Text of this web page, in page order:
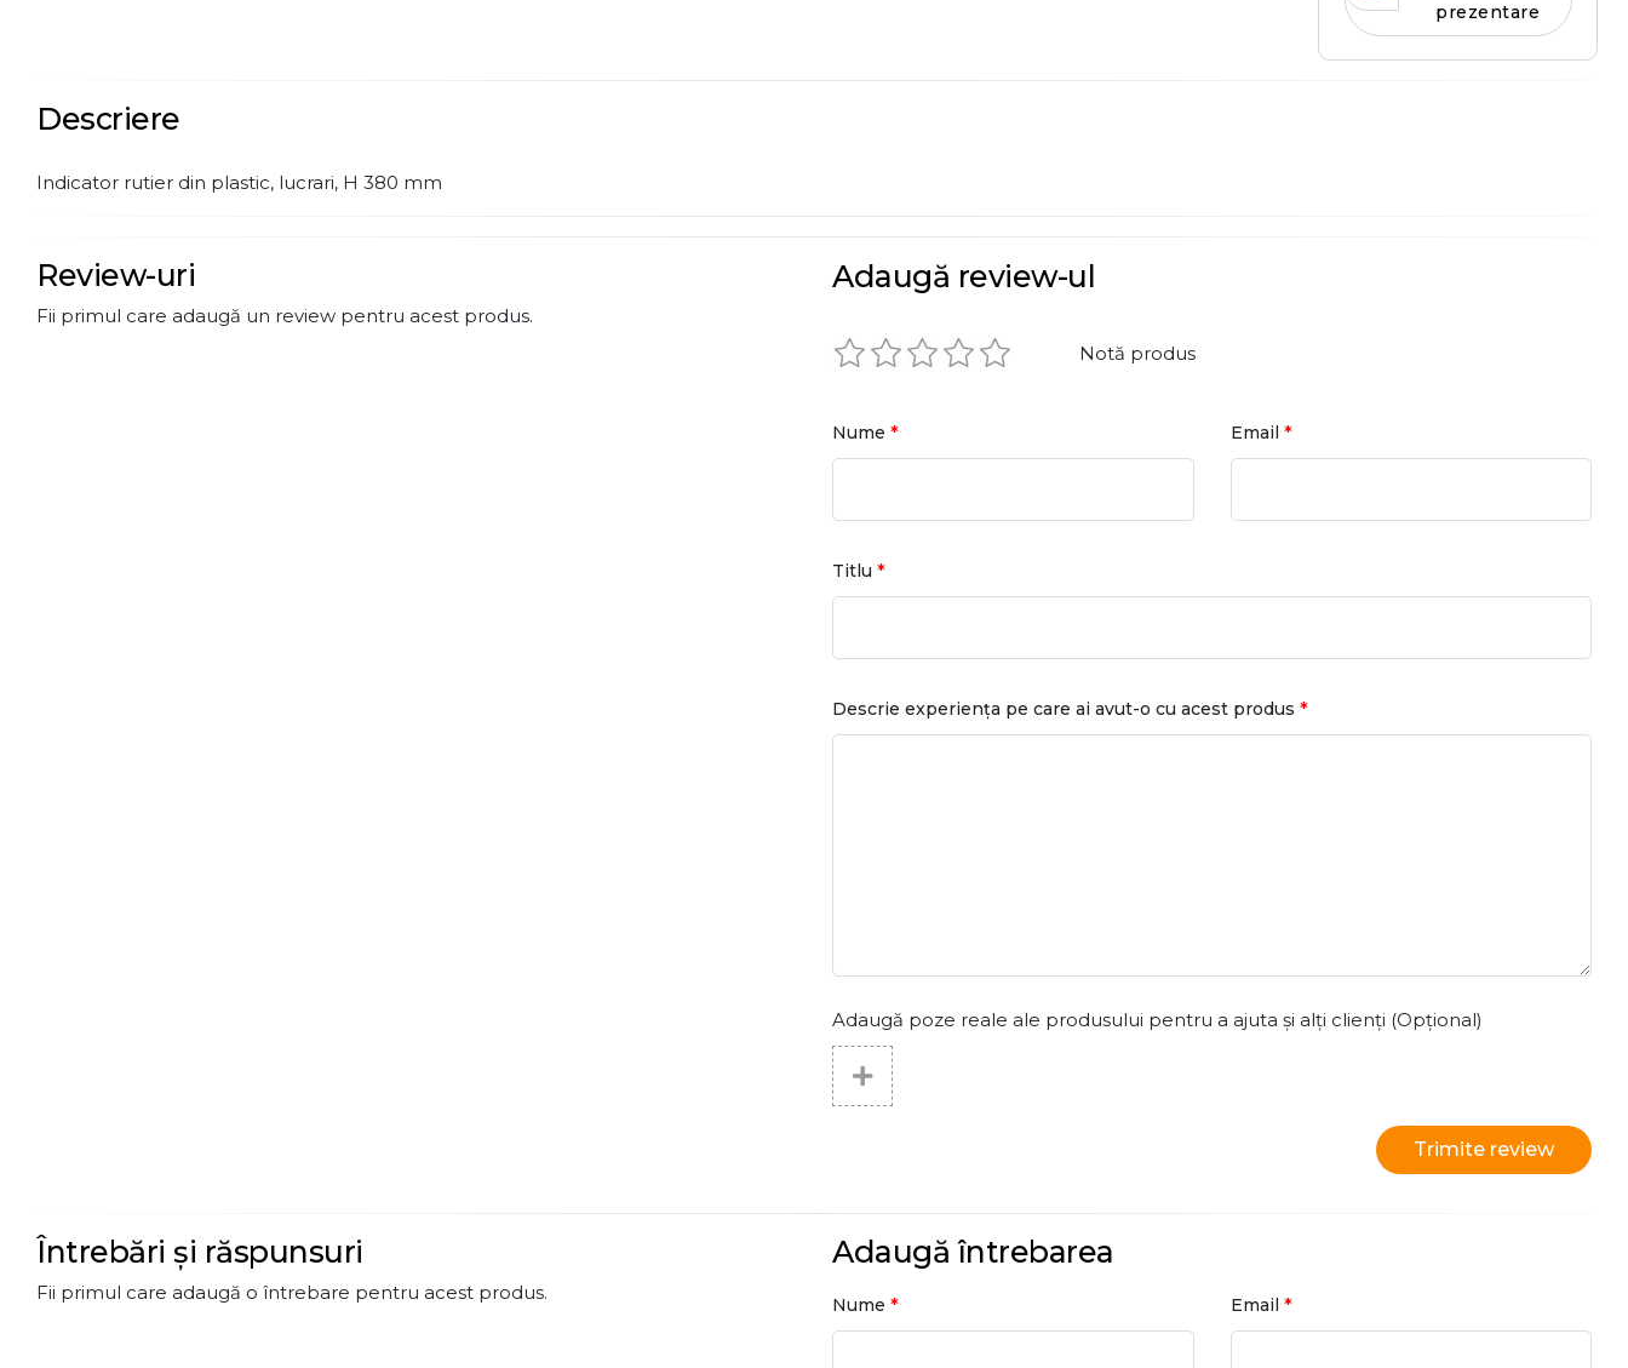
prezentare
Descriere
Indicator rutier din plastic, lucrari, H 380 mm
Review-uri
Fii primul care adaugă un review pentru acest produs.
Adaugă review-ul
Notă produs
Nume * Email *
Titlu *
Descrie experiența pe care ai avut-o cu acest produs *
Adaugă poze reale ale produsului pentru a ajuta și alți clienți (Opțional)
Trimite review
Întrebări și răspunsuri
Fii primul care adaugă o întrebare pentru acest produs.
Adaugă întrebarea
Nume * Email *